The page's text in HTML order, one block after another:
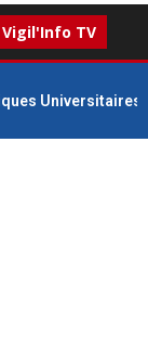
Vigil'Info TV